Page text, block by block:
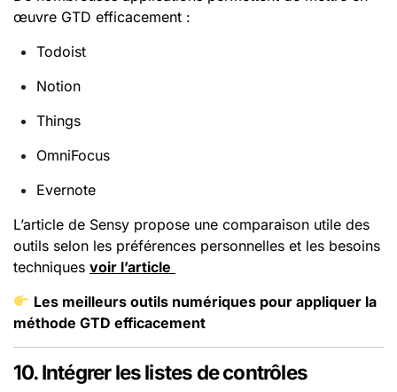
œuvre GTD efficacement :
Todoist
Notion
Things
OmniFocus
Evernote
L’article de Sensy propose une comparaison utile des
outils selon les préférences personnelles et les besoins
techniques voir l’article
Les meilleurs outils numériques pour appliquer la
méthode GTD efficacement
10. Intégrer les listes de contrôles